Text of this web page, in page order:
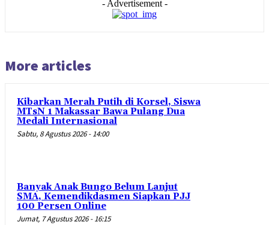
- Advertisement -
More articles
Kibarkan Merah Putih di Korsel, Siswa
MTsN 1 Makassar Bawa Pulang Dua
Medali Internasional
Sabtu, 8 Agustus 2026 - 14:00
Banyak Anak Bungo Belum Lanjut
SMA, Kemendikdasmen Siapkan PJJ
100 Persen Online
Jumat, 7 Agustus 2026 - 16:15